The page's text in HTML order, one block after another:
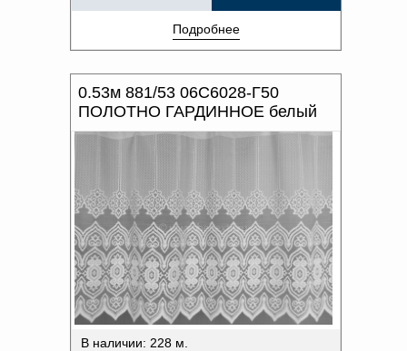
Подробнее
0.53м 881/53 06С6028-Г50
ПОЛОТНО ГАРДИННОЕ белый
В наличии: 228 м.